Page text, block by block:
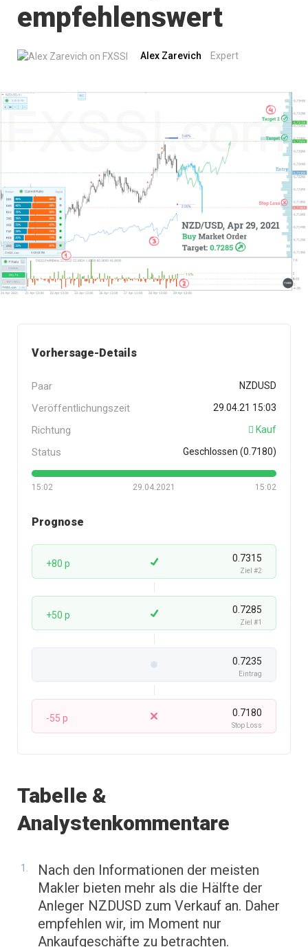
empfehlenswert
Alex Zarevich Expert
Vorhersage-Details
Paar NZDUSD
Veröffentlichungszeit 29.04.21 15:03
Richtung Kauf
Status Geschlossen (0.7180)
15:02 15:02
29.04.2021
Prognose
+80 p 0.7315
Ziel #2
+50 p 0.7285
Ziel #1
0.7235
Eintrag
-55 p 0.7180
Stop Loss
Tabelle &
Analystenkommentare
Nach den Informationen der meisten
Makler bieten mehr als die Hälfte der
Anleger NZDUSD zum Verkauf an. Daher
empfehlen wir, im Moment nur
Ankaufgeschäfte zu betrachten.